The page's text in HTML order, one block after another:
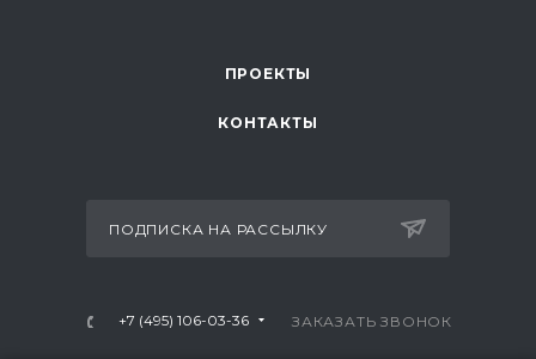
ПРОЕКТЫ
КОНТАКТЫ
ПОДПИСКА НА РАССЫЛКУ
+7 (495) 106-03-36 ЗАКАЗАТЬ ЗВОНОК